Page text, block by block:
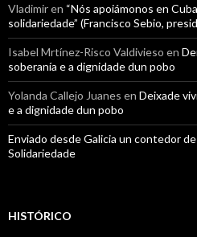
Vladimiren “Nós apoiámonos en
solidariedade” (Francisco Sebio,
Isabel Mrtínez-Risco Valdivieso en
soberanía e a dignidade dun pobo
Yolanda Callejo Juanes en Deixade
e a dignidade dun pobo
Enviado desde Galicia un contedor de
Solidariedade
HISTÓRICO